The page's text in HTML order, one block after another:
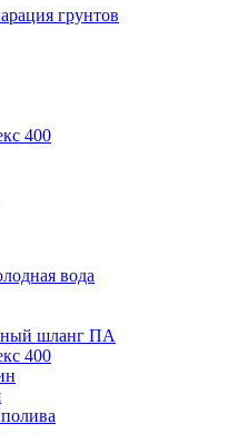
грунтов
400
вода
шланг ПА
400